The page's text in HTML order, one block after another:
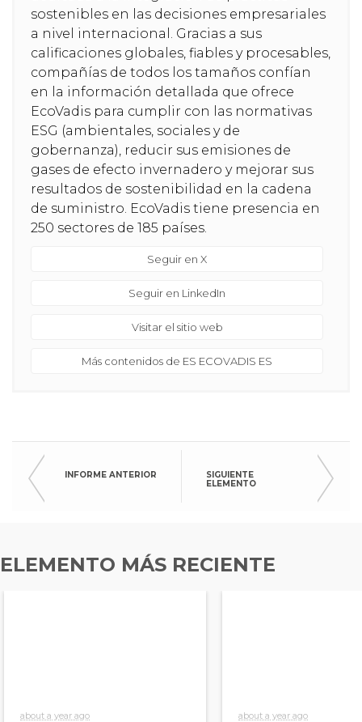
sostenibles en las decisiones empresariales
a nivel internacional. Gracias a sus
calificaciones globales, fiables y procesables,
compañías de todos los tamaños confían
en la información detallada que ofrece
EcoVadis para cumplir con las normativas
ESG (ambientales, sociales y de
gobernanza), reducir sus emisiones de
gases de efecto invernadero y mejorar sus
resultados de sostenibilidad en la cadena
de suministro. EcoVadis tiene presencia en
250 sectores de 185 países.
Seguir en X
Seguir en LinkedIn
Visitar el sitio web
Más contenidos de ES ECOVADIS ES
INFORME ANTERIOR
SIGUIENTE
ELEMENTO
ELEMENTO MÁS RECIENTE
about a year ago about a year ago